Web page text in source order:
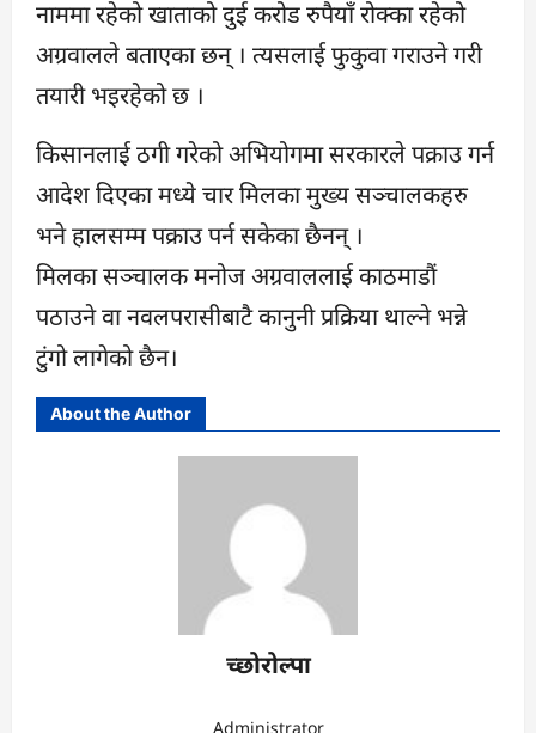
नाममा रहेको खाताको दुई करोड रुपैयाँ रोक्का रहेको
अग्रवालले बताएका छन् । त्यसलाई फुकुवा गराउने गरी
तयारी भइरहेको छ ।
किसानलाई ठगी गरेको अभियोगमा सरकारले पक्राउ गर्न
आदेश दिएका मध्ये चार मिलका मुख्य सञ्चालकहरु
भने हालसम्म पक्राउ पर्न सकेका छैनन् ।
मिलका सञ्चालक मनोज अग्रवाललाई काठमाडौं
पठाउने वा नवलपरासीबाटै कानुनी प्रक्रिया थाल्ने भन्ने
टुंगो लागेको छैन।
About the Author
च्छोरोल्पा
Administrator